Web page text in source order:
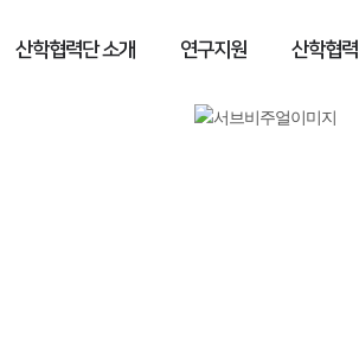
산학협력단 소개 연구지원 산학협력